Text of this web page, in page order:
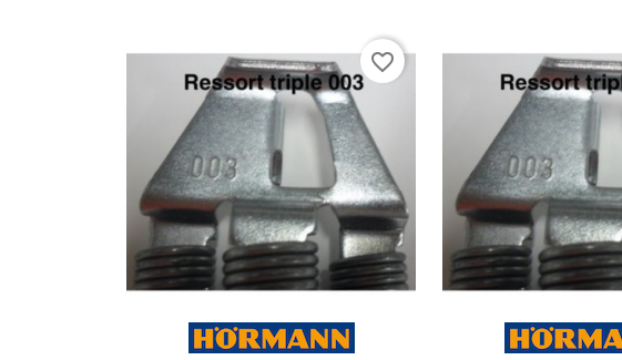
favorite_border